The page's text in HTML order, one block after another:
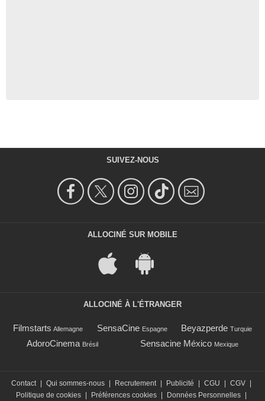
SUIVEZ-NOUS
ALLOCINÉ SUR MOBILE
ALLOCINÉ À L'ÉTRANGER
Filmstarts Allemagne SensaCine Espagne Beyazperde Turquie
AdoroCinema Brésil Sensacine México Mexique
Contact | Qui sommes-nous | Recrutement | Publicité | CGU | CGV |
Politique de cookies | Préférences cookies | Données Personnelles |